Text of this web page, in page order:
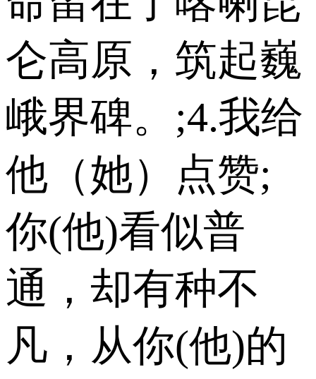
仑高原，筑起巍
峨界碑。;4.我给
他（她）点赞;
你(他)看似普
通，却有种不
凡，从你(他)的